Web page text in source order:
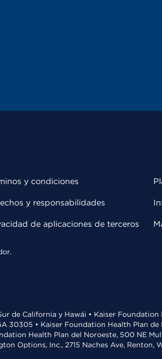
y condiciones
y responsabilidades
de aplicaciones de terceros
de California y Hawái • Kaiser
30305 • Kaiser Foundation Health Plan
Health Plan del Noroeste, 500 NE
Options, Inc., 2715 Naches Ave, Renton,